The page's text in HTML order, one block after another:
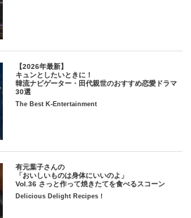
【2026年最新】
キュンとしたいときに！
韓流ナビゲーター・田代親世のおすすめ恋愛ドラマ
30選
The Best K-Entertainment
有元葉子さんの
「おいしいものは身体にいいのよ」
Vol.36 さっと作って焼きたてを食べるスコーン
Delicious Delight Recipes！